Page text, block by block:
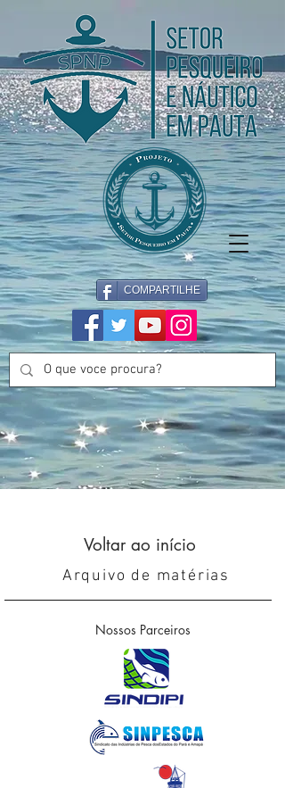
COMPARTILHE
Voltar ao início
Arquivo de matérias
Nossos Parceiros